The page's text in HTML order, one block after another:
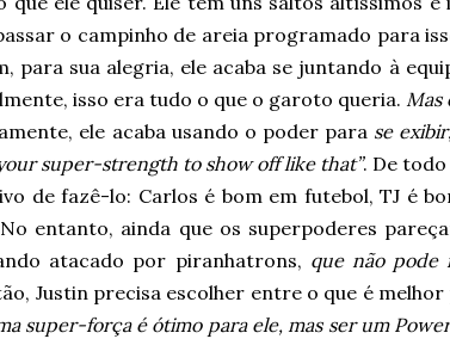
o campinho de areia programado para
para sua alegria, ele acaba se juntando à
isso era tudo o que o garoto queria. Mas
ele acaba usando o poder para se exibir
super-strength to show off like that”. De
de fazê-lo: Carlos é bom em futebol, TJ é
entanto, ainda que os superpoderes
atacado por piranhatrons, que não pode
Justin precisa escolher entre o que é
super-força é ótimo para ele, mas ser um